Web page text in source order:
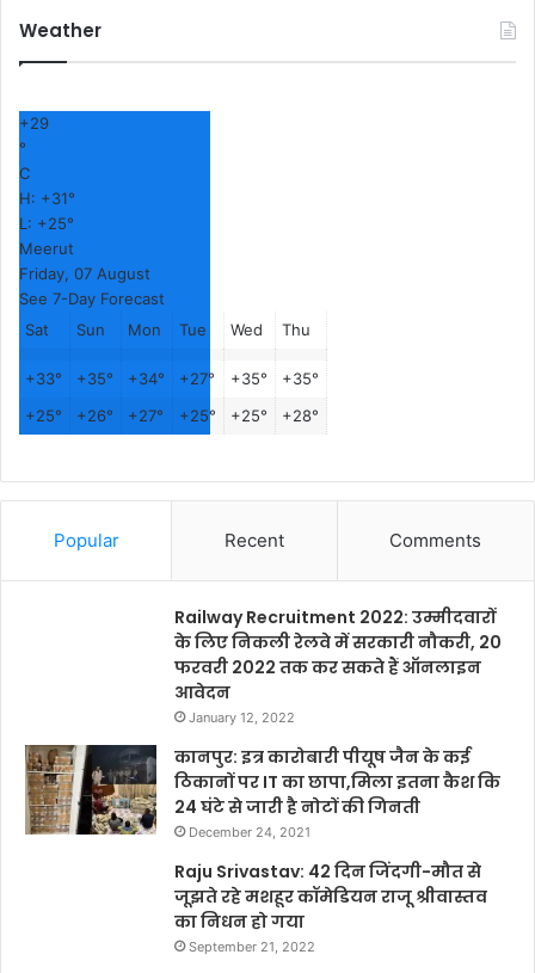
Weather
+29
°
C
H: +31°
L: +25°
Meerut
Friday, 07 August
See 7-Day Forecast
Sat
Sun Mon Tue Wed Thu
+33° +35° +34° +27° +35° +35°
+25° +26° +27° +25° +25° +28°
Popular Recent Comments
Railway Recruitment 2022: उम्मीदवारों
के लिए निकली रेलवे में सरकारी नौकरी, 20
फरवरी 2022 तक कर सकते हैं ऑनलाइन
आवेदन
January 12, 2022
कानपुर: इत्र कारोबारी पीयूष जैन के कई
ठिकानों पर IT का छापा,मिला इतना कैश कि
24 घंटे से जारी है नोटों की गिनती
December 24, 2021
Raju Srivastav: 42 दिन जिंदगी-मौत से
जूझते रहे मशहूर कॉमेडियन राजू श्रीवास्तव
का निधन हो गया
September 21, 2022